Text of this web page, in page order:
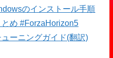
のインストール手順
め #ForzaHorizon5
ーニングガイド(翻訳)